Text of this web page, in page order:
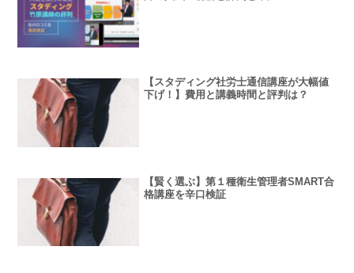
【スタディング社労士通信講座が大幅値
下げ！】費用と講義時間と評判は？
【賢く選ぶ】第１種衛生管理者SMART合
格講座を辛口検証